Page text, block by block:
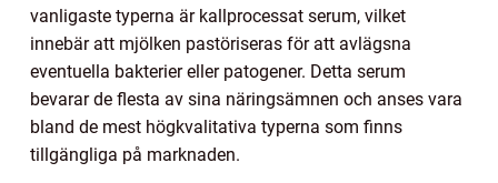
vanligaste typerna är kallprocessat serum, vilket
innebär att mjölken pastöriseras för att avlägsna
eventuella bakterier eller patogener. Detta serum
bevarar de flesta av sina näringsämnen och anses vara
bland de mest högkvalitativa typerna som finns
tillgängliga på marknaden.